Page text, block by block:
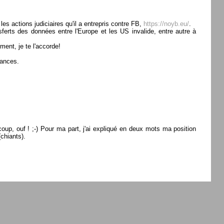
actions judiciaires qu'il a entrepris contre FB, https://noyb.eu/.
des données entre l'Europe et les US invalide, entre autre à
je te l'accorde!
ouf ! ;-) Pour ma part, j'ai expliqué en deux mots ma position